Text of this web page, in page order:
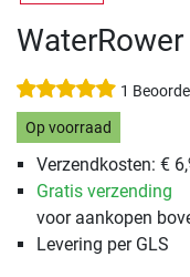
1
Op voorraad
Verzendkosten: € 6,
Gratis verzending
voor aankopen
Levering per GLS